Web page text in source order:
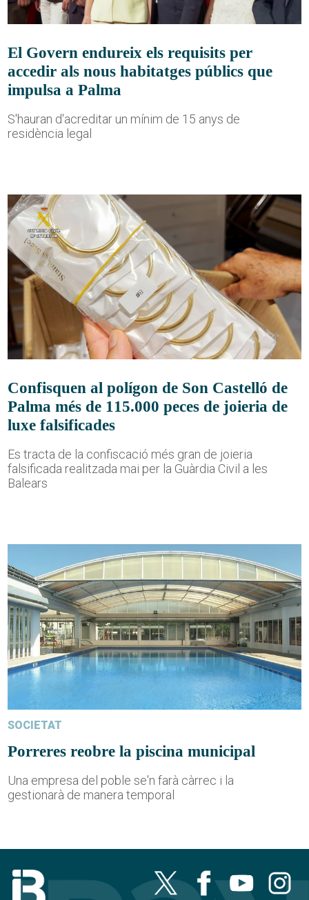
El Govern endureix els requisits per
accedir als nous habitatges públics que
impulsa a Palma
S'hauran d'acreditar un mínim de 15 anys de
residència legal
Confisquen al polígon de Son Castelló de
Palma més de 115.000 peces de joieria de
luxe falsificades
Es tracta de la confiscació més gran de joieria
falsificada realitzada mai per la Guàrdia Civil a les
Balears
SOCIETAT
Porreres reobre la piscina municipal
Una empresa del poble se'n farà càrrec i la
gestionarà de manera temporal